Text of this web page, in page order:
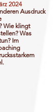
2024
Ausdruck
Wie klingt
Was
Im